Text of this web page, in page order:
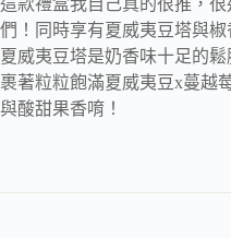
這款禮盒我自己真的很推，
們！同時享有夏威夷豆塔與椒
夏威夷豆塔是奶香味十足的
裹著粒粒飽滿夏威夷豆x蔓越
與酸甜果香唷！